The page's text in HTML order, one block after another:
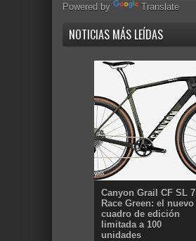
Powered by Translate
NOTICIAS MÁS LEÍDAS
Canyon Grail CF SL 7
Race Green: el nuevo
cuadro de edición
limitada a 100
unidades